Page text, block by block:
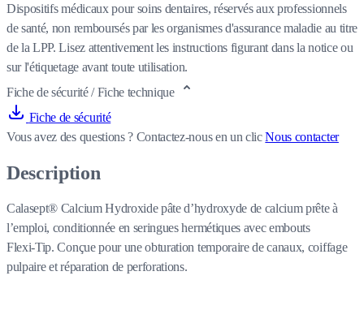
Dispositifs médicaux pour soins dentaires, réservés aux professionnels
de santé, non remboursés par les organismes d'assurance maladie au titre
de la LPP. Lisez attentivement les instructions figurant dans la notice ou
sur l'étiquetage avant toute utilisation.
Fiche de sécurité / Fiche technique
Fiche de sécurité
Vous avez des questions ? Contactez-nous en un clicNous contacter
Description
Calasept® Calcium Hydroxide pâte d’hydroxyde de calcium prête à
l’emploi, conditionnée en seringues hermétiques avec embouts
Flexi‑Tip. Conçue pour une obturation temporaire de canaux, coiffage
pulpaire et réparation de perforations.